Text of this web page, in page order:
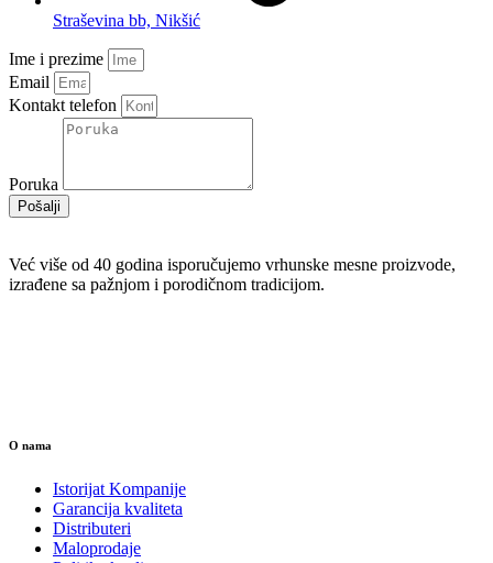
Straševina bb, Nikšić
Ime i prezime
Email
Kontakt telefon
Poruka
Pošalji
Već više od 40 godina isporučujemo vrhunske mesne proizvode,
izrađene sa pažnjom i porodičnom tradicijom.
O nama
Istorijat Kompanije
Garancija kvaliteta
Distributeri
Maloprodaje